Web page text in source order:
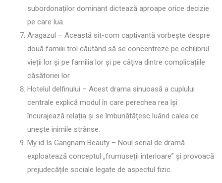
subordonaților dominant dictează aproape orice decizie
pe care lua.
Aragazul – Această sit-com captivantă vorbește despre
două familii trol căutând să se concentreze pe echilibrul
vieții lor și pe familia lor și pe câțiva dintre complicațiile
căsătoriei lor.
Hotelul delfinului – Acest drama sinuoasă a cuplului
centrale explică modul în care perechea rea își
încurajează relația și se îmbunătățesc luând calea ce
unește inimile strânse.
My id Is Gangnam Beauty – Noul serial de dramă
exploatează conceptul „frumuseții interioare” și provoacă
prejudecățile sociale legate de aspectul fizic.